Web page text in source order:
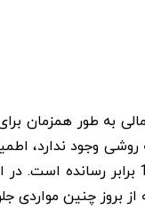
به طور همزمان
بروز چنین مواردی